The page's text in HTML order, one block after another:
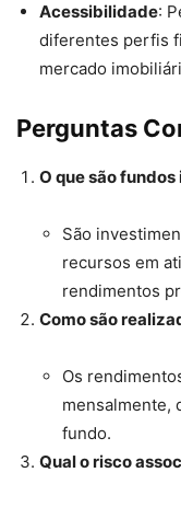
Acessibilidade:
diferentes perfis
mercado
Perguntas
O que são
São
recursos em
rendimentos
Como são
Os
mensalmente,
fundo.
Qual o risco